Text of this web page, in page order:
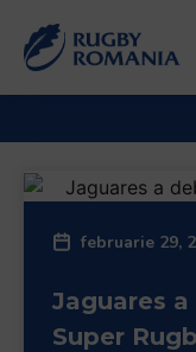
februarie 29,
Jaguares
Super